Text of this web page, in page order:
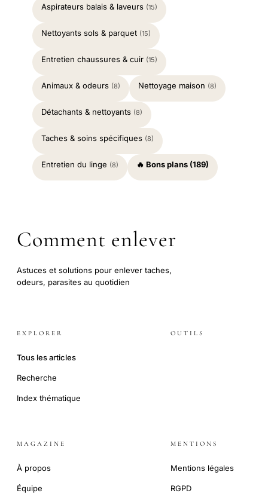
Aspirateurs balais & laveurs (15)
Nettoyants sols & parquet (15)
Entretien chaussures & cuir (15)
Animaux & odeurs (8) Nettoyage maison (8)
Détachants & nettoyants (8)
Taches & soins spécifiques (8)
Entretien du linge (8) 🔥 Bons plans (189)
Comment enlever
Astuces et solutions pour enlever taches,
odeurs, parasites au quotidien
EXPLORER
Tous les articles
Recherche
Index thématique
OUTILS
MAGAZINE
À propos
Équipe
MENTIONS
Mentions légales
RGPD